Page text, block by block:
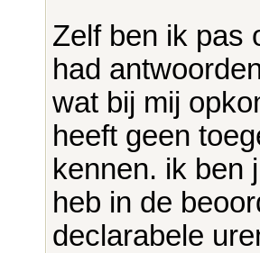
Zelf ben ik pas
had
wat bij mij
heeft geen
kennen. ik ben
heb in de
declarabele